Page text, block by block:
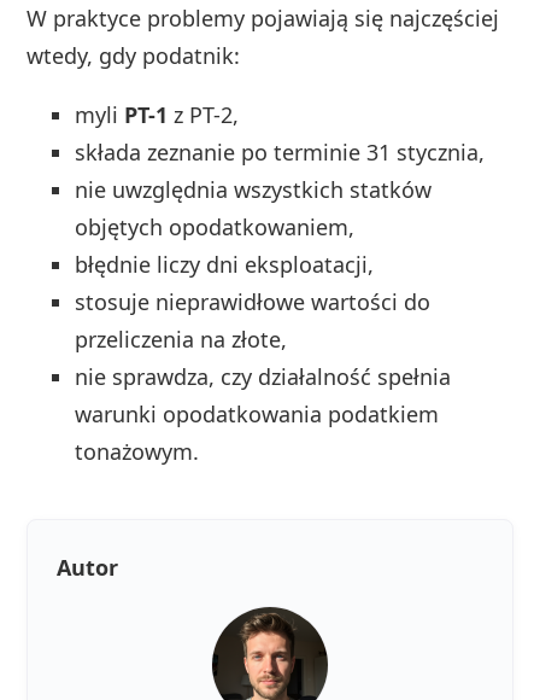
W praktyce problemy pojawiają się najczęściej
wtedy, gdy podatnik:
myli PT-1 z PT-2,
składa zeznanie po terminie 31 stycznia,
nie uwzględnia wszystkich statków
objętych opodatkowaniem,
błędnie liczy dni eksploatacji,
stosuje nieprawidłowe wartości do
przeliczenia na złote,
nie sprawdza, czy działalność spełnia
warunki opodatkowania podatkiem
tonażowym.
Autor